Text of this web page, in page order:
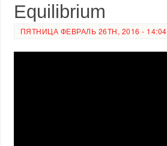
Equilibrium
ПЯТНИЦА ФЕВРАЛЬ 26TH, 2016 - 14:04